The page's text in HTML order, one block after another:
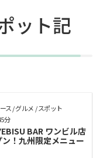
ット記
ス / グルメ / スポット
BAR ワンビル店
！九州限定メニュー
分